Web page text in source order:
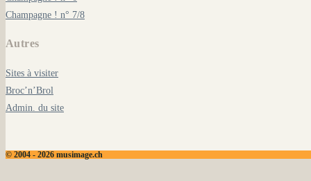
Champagne ! n° 7/8
Autres
Sites à visiter
Broc’n’Brol
Admin. du site
© 2004 - 2026 musimage.ch